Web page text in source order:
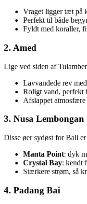
Vraget ligger tæt på
Perfekt til både
Fyldt med koraller,
2. Amed
Lige ved siden af
Lavvandede rev
Roligt vand, perfekt
Afslappet atmosfære
3. Nusa Lembongan
Disse øer sydøst for Bali
Manta Point: dyk
Crystal Bay: kendt
Stærkere strøm, så
4. Padang Bai